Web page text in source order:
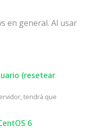
en general. Al usar
(resetear
tendrá que
6